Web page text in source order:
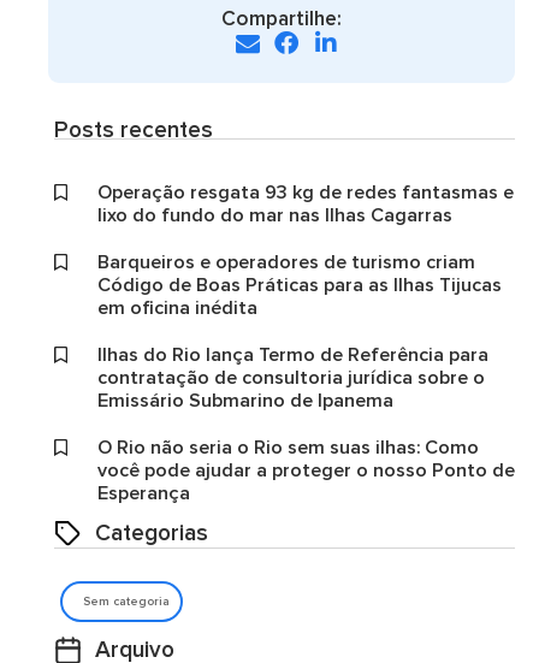
Compartilhe:
Posts recentes
Operação resgata 93 kg de redes fantasmas e
lixo do fundo do mar nas Ilhas Cagarras
Barqueiros e operadores de turismo criam
Código de Boas Práticas para as Ilhas Tijucas
em oficina inédita
Ilhas do Rio lança Termo de Referência para
contratação de consultoria jurídica sobre o
Emissário Submarino de Ipanema
O Rio não seria o Rio sem suas ilhas: Como
você pode ajudar a proteger o nosso Ponto de
Esperança
Categorias
Sem categoria
Arquivo